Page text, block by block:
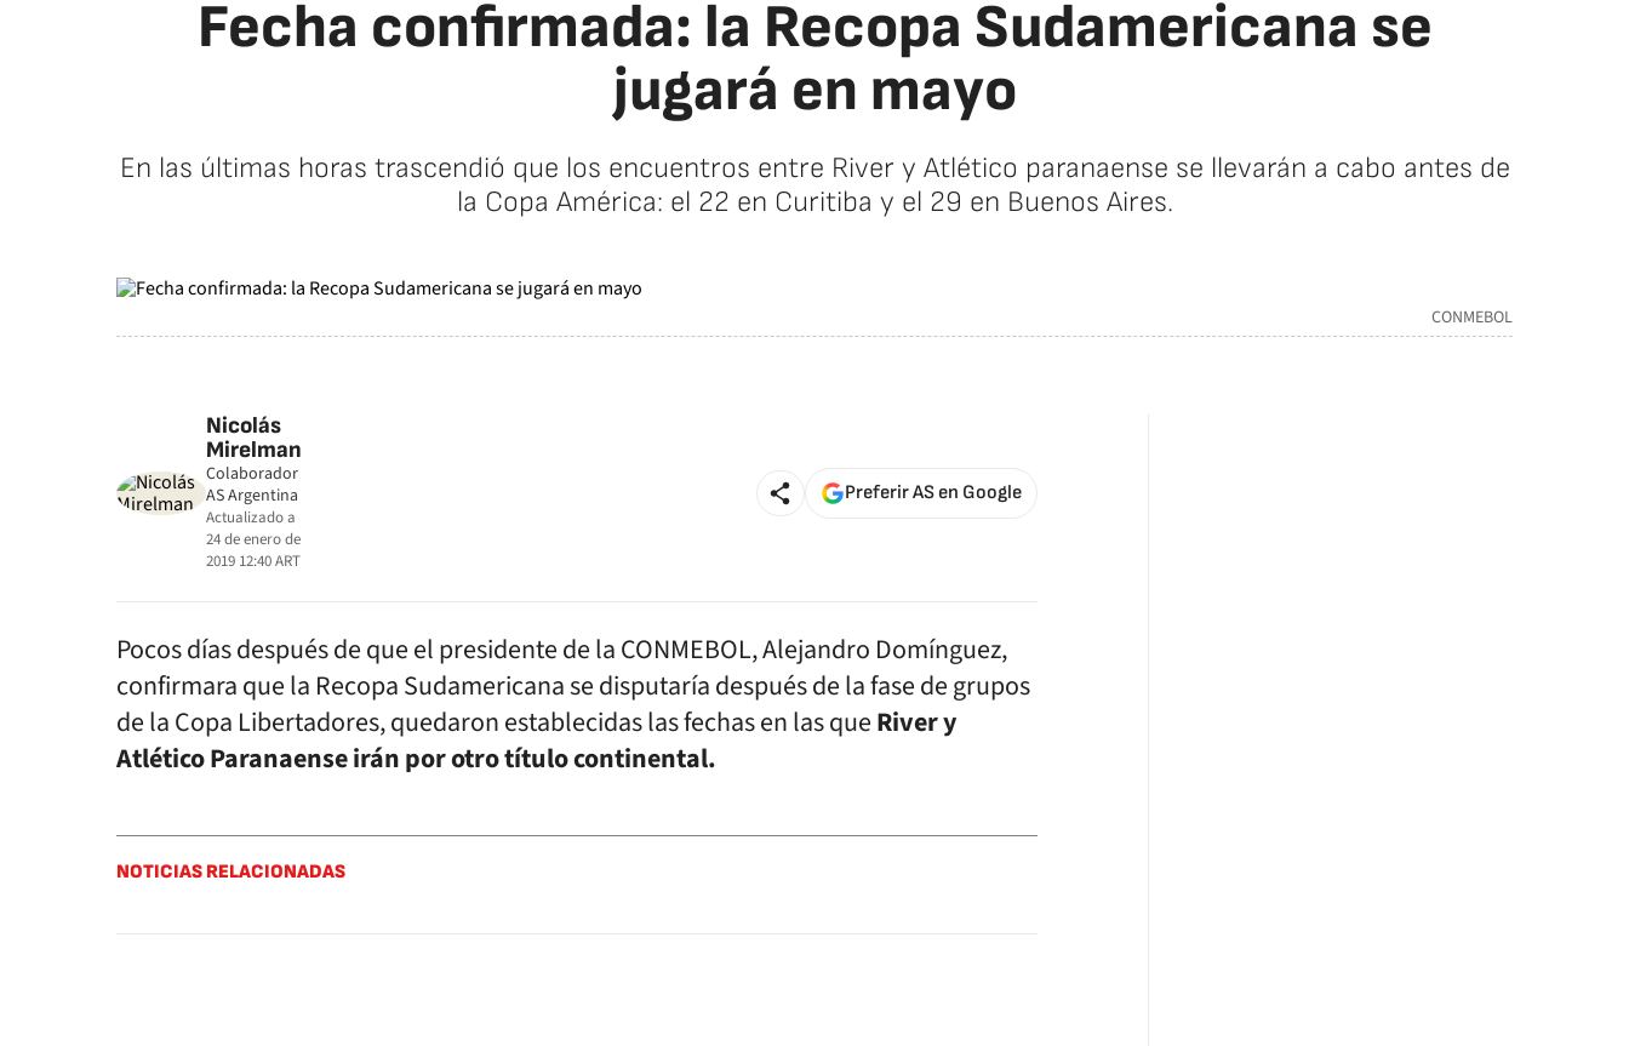
Fecha confirmada: la Recopa Sudamericana se
jugará en mayo
En las últimas horas trascendió que los encuentros entre River y Atlético paranaense se llevarán a cabo antes de
la Copa América: el 22 en Curitiba y el 29 en Buenos Aires.
CONMEBOL
Nicolás
Mirelman
Colaborador
AS Argentina
Actualizado a
24 de enero de
2019 12:40ART
Preferir AS en Google
Pocos días después de que el presidente de la CONMEBOL, Alejandro Domínguez,
confirmara que la Recopa Sudamericana se disputaría después de la fase de grupos
de la Copa Libertadores, quedaron establecidas las fechas en las queRiver y
Atlético Paranaense irán por otro título continental.
NOTICIAS RELACIONADAS